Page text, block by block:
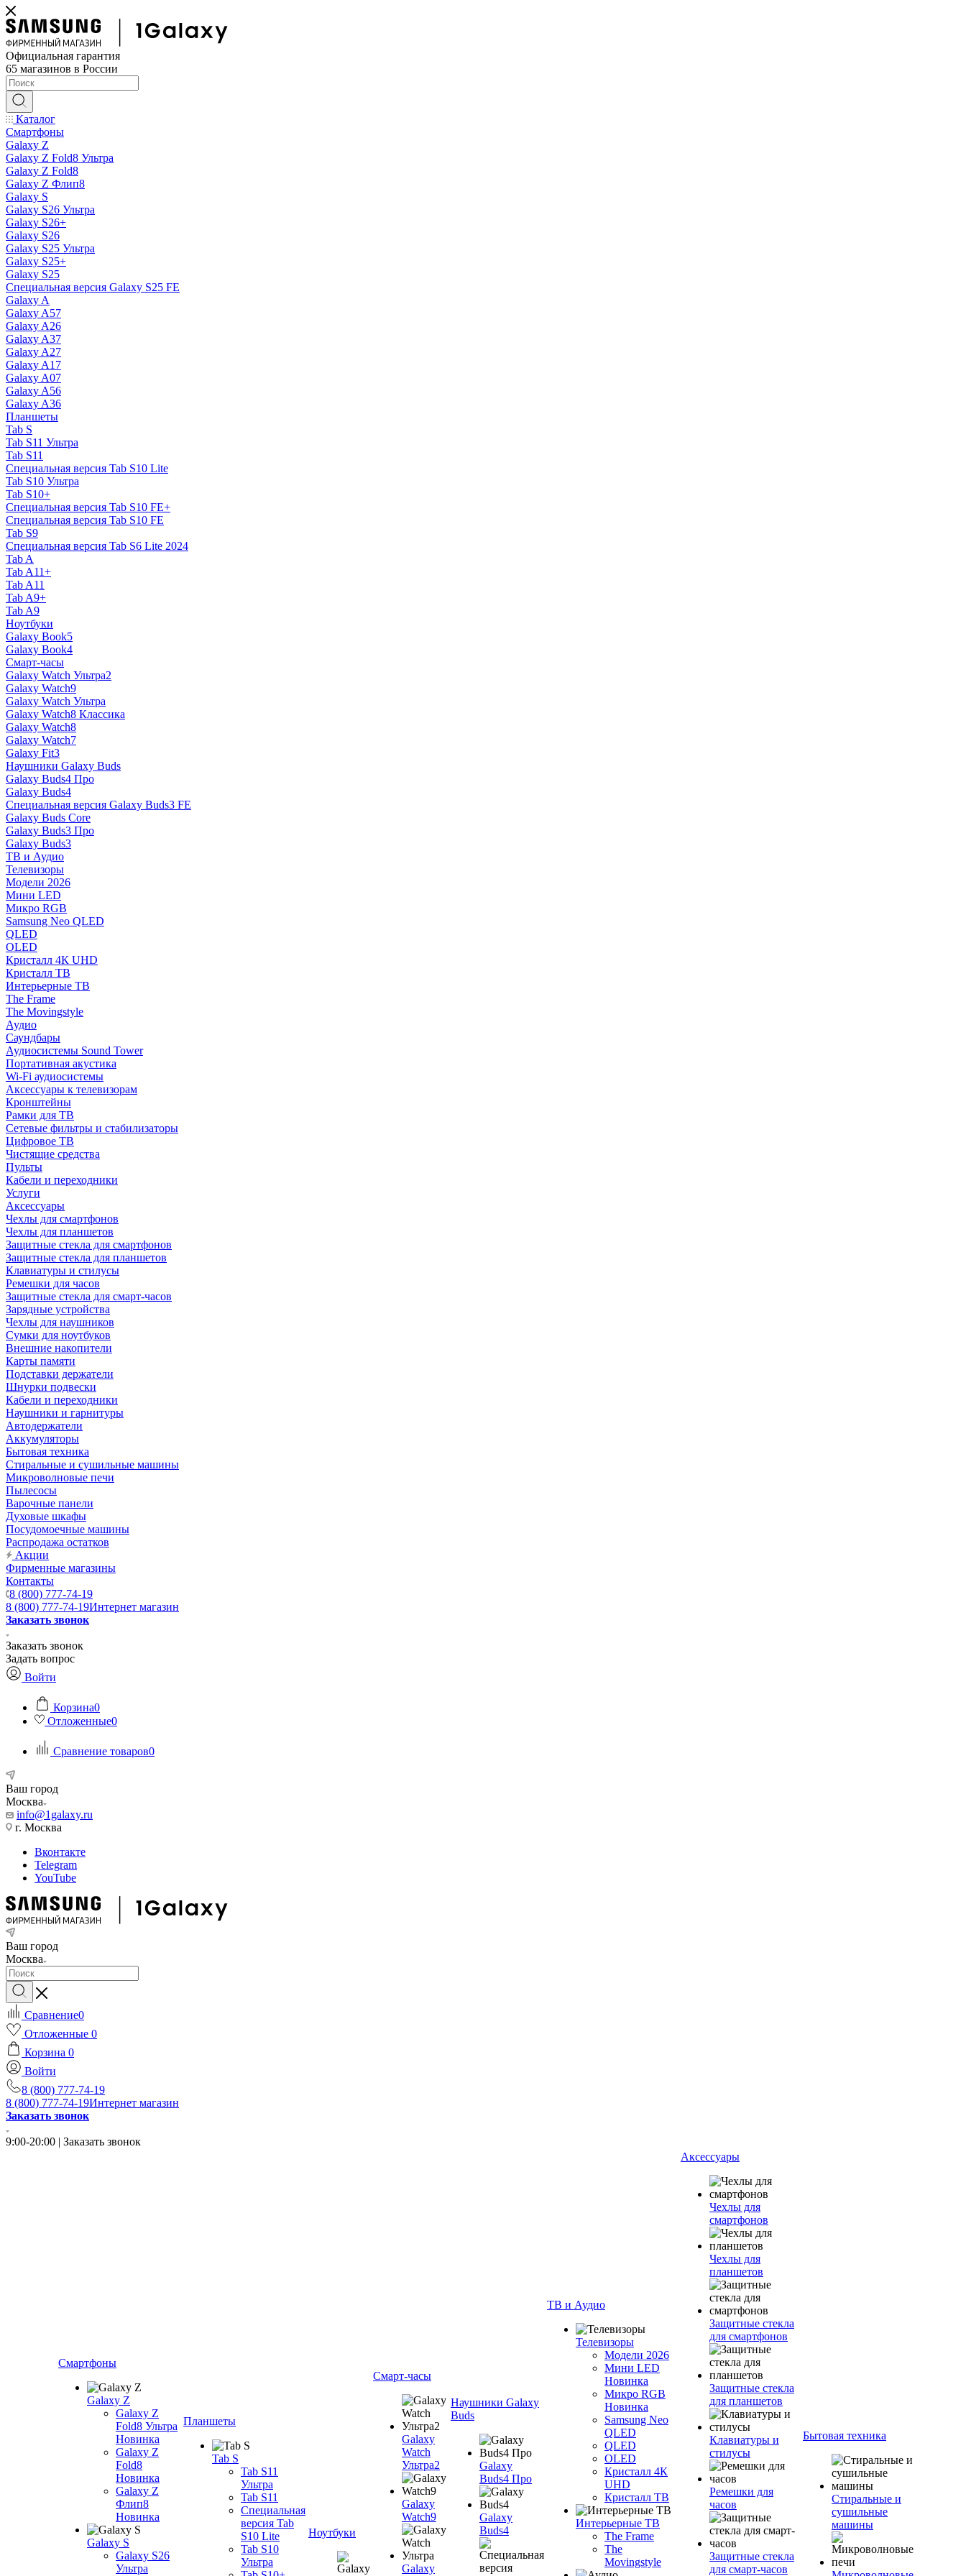
Официальная гарантия
65 магазинов в России
Каталог
Смартфоны
Galaxy Z
Galaxy Z Fold8 Ультра
Galaxy Z Fold8
Galaxy Z Флип8
Galaxy S
Galaxy S26 Ультра
Galaxy S26+
Galaxy S26
Galaxy S25 Ультра
Galaxy S25+
Galaxy S25
Специальная версия Galaxy S25 FE
Galaxy A
Galaxy A57
Galaxy A26
Galaxy A37
Galaxy A27
Galaxy A17
Galaxy A07
Galaxy A56
Galaxy A36
Планшеты
Tab S
Tab S11 Ультра
Tab S11
Специальная версия Tab S10 Lite
Tab S10 Ультра
Tab S10+
Специальная версия Tab S10 FE+
Специальная версия Tab S10 FE
Tab S9
Специальная версия Tab S6 Lite 2024
Tab A
Tab A11+
Tab A11
Tab A9+
Tab A9
Ноутбуки
Galaxy Book5
Galaxy Book4
Смарт-часы
Galaxy Watch Ультра2
Galaxy Watch9
Galaxy Watch Ультра
Galaxy Watch8 Классика
Galaxy Watch8
Galaxy Watch7
Galaxy Fit3
Наушники Galaxy Buds
Galaxy Buds4 Про
Galaxy Buds4
Специальная версия Galaxy Buds3 FE
Galaxy Buds Core
Galaxy Buds3 Про
Galaxy Buds3
ТВ и Аудио
Телевизоры
Модели 2026
Мини LED
Микро RGB
Samsung Neo QLED
QLED
OLED
Кристалл 4К UHD
Кристалл ТВ
Интерьерные ТВ
The Frame
The Movingstyle
Аудио
Саундбары
Аудиосистемы Sound Tower
Портативная акустика
Wi-Fi аудиосистемы
Аксессуары к телевизорам
Кронштейны
Рамки для ТВ
Сетевые фильтры и стабилизаторы
Цифровое ТВ
Чистящие средства
Пульты
Кабели и переходники
Услуги
Аксессуары
Чехлы для смартфонов
Чехлы для планшетов
Защитные стекла для смартфонов
Защитные стекла для планшетов
Клавиатуры и стилусы
Ремешки для часов
Защитные стекла для смарт-часов
Зарядные устройства
Чехлы для наушников
Сумки для ноутбуков
Внешние накопители
Карты памяти
Подставки держатели
Шнурки подвески
Кабели и переходники
Наушники и гарнитуры
Автодержатели
Аккумуляторы
Бытовая техника
Стиральные и сушильные машины
Микроволновые печи
Пылесосы
Варочные панели
Духовые шкафы
Посудомоечные машины
Распродажа остатков
Акции
Фирменные магазины
Контакты
8 (800) 777-74-19
8 (800) 777-74-19Интернет магазин
Заказать звонок
Заказать звонок
Задать вопрос
Войти
Корзина0
Отложенные0
Сравнение товаров0
Ваш город
Москва
info@1galaxy.ru
г. Москва
Вконтакте
Telegram
YouTube
Ваш город
Москва
Сравнение0
Отложенные 0
Корзина 0
Войти
8 (800) 777-74-19
8 (800) 777-74-19Интернет магазин
Заказать звонок
9:00-20:00 | Заказать звонок
Смартфоны
Galaxy Z
Galaxy Z
Fold8 Ультра
Новинка
Galaxy Z
Fold8
Новинка
Galaxy Z
Флип8
Новинка
Galaxy S
Galaxy S26
Ультра
Планшеты
Tab S
Tab S11
Ультра
Tab S11
Специальная
версия Tab
S10 Lite
Tab S10
Ультра
Ноутбуки
Смарт-часы
Galaxy
Watch
Ультра2
Galaxy
Watch9
Galaxy
Наушники Galaxy
Buds
Galaxy
Buds4 Про
Galaxy
Buds4
ТВ и Аудио
Телевизоры
Модели 2026
Мини LED
Новинка
Микро RGB
Новинка
Samsung Neo
QLED
QLED
OLED
Кристалл 4К
UHD
Кристалл ТВ
Интерьерные ТВ
The Frame
The
Movingstyle
Аксессуары
Чехлы для
смартфонов
Чехлы для
планшетов
Защитные стекла
для смартфонов
Защитные стекла
для планшетов
Клавиатуры и
стилусы
Ремешки для
часов
Защитные стекла
для смарт-часов
Бытовая техника
Стиральные и
сушильные
машины